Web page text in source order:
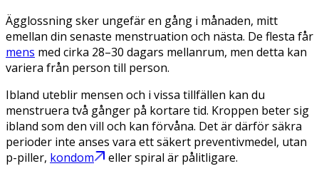
Ägglossning sker ungefär en gång i månaden, mitt
emellan din senaste menstruation och nästa. De flesta får
mens med cirka 28–30 dagars mellanrum, men detta kan
variera från person till person.
Ibland uteblir mensen och i vissa tillfällen kan du
menstruera två gånger på kortare tid. Kroppen beter sig
ibland som den vill och kan förvåna. Det är därför säkra
perioder inte anses vara ett säkert preventivmedel, utan
p-piller, kondom
eller spiral är pålitligare.